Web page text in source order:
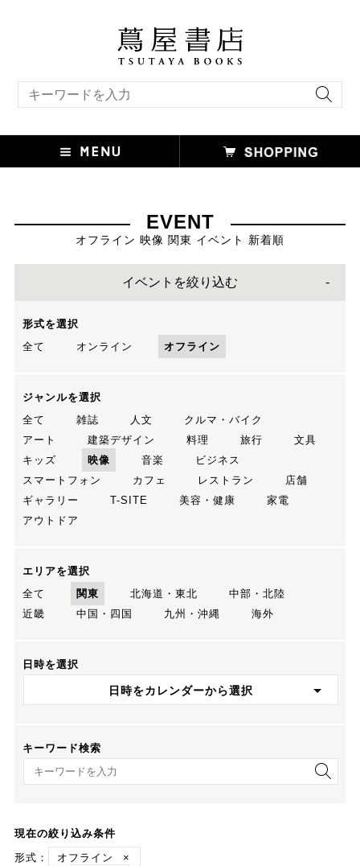
EVENT
オフライン 映像 関東 イベント 新着順
イベントを絞り込む
形式を選択
全て
オンライン オフライン
ジャンルを選択
全て
雑誌 人文
クルマ・バイク
アート
建築デザイン 料理 旅行
文具
キッズ
映像 音楽
ビジネス
スマートフォン
カフェ レストラン
店舗
ギャラリー
T-SITE 美容・健康
家電
アウトドア
エリアを選択
全て
関東 北海道・東北
中部・北陸
近畿
中国・四国 九州・沖縄 海外
日時を選択
日時をカレンダーから選択
キーワード検索
キーワード検索
現在の絞り込み条件
形式：
オフライン
×